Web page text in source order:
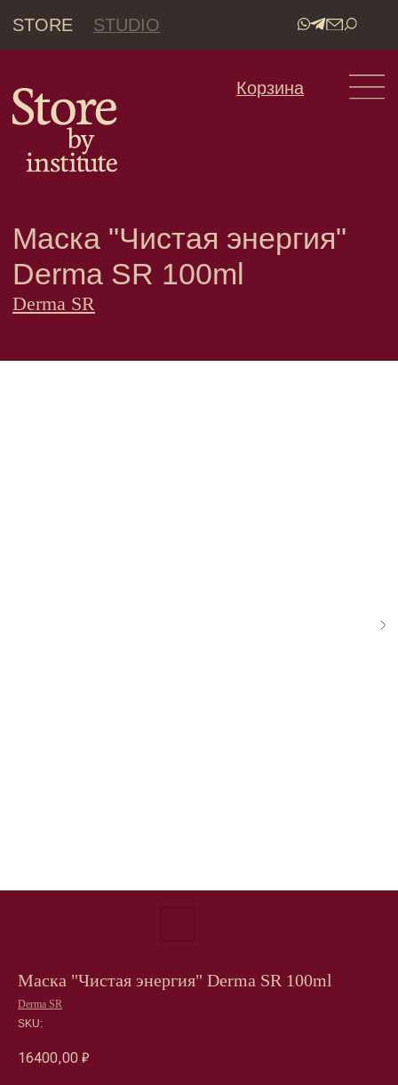
STORE STUDIO
•
Маска "Чистая энергия"
Маска "Чистая энергия" Derma SR 100ml
Derma SR
SKU:
16400,00 ₽